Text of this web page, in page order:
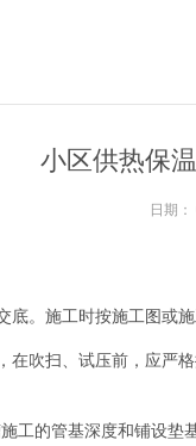
小区供热保
日期：
。施工时按施工图或
在吹扫、试压前，应严
工的管基深度和铺设